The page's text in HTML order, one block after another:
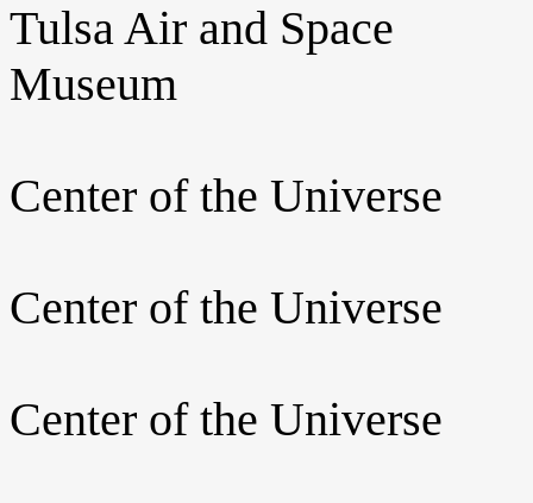
Tulsa Air and Space
Museum
Center of the Universe
Center of the Universe
Center of the Universe